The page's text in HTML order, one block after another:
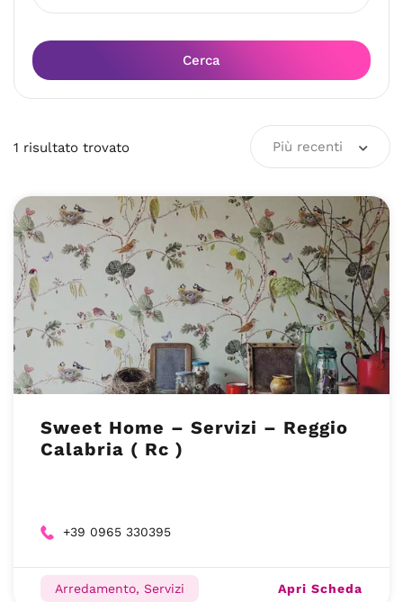
Cerca
1 risultato trovato Più recenti
Sweet Home – Servizi – Reggio
Calabria ( Rc )
+39 0965 330395
Arredamento, Servizi Apri Scheda